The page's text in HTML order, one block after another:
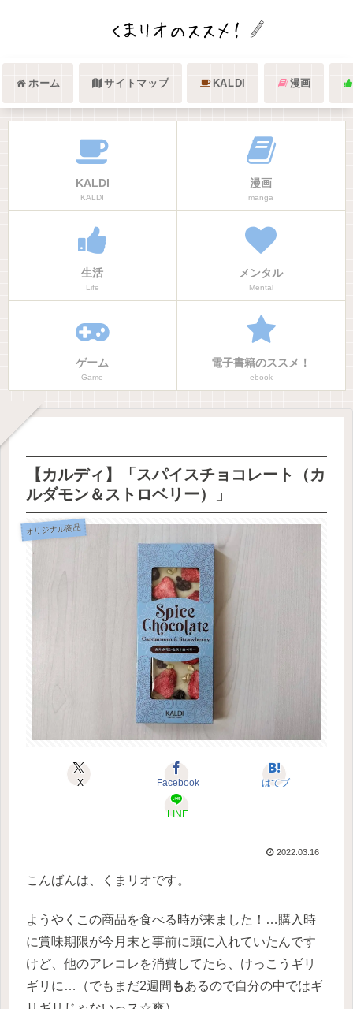
ホーム サイトマップ KALDI 漫画
KALDI
KALDI
漫画
manga
生活
Life
メンタル
Mental
ゲーム
Game
電子書籍のススメ！
ebook
【カルディ】「スパイスチョコレート（カ
ルダモン＆ストロベリー）」
オリジナル商品
X Facebook はてブ
LINE
2022.03.16
こんばんは、くまリオです。
ようやくこの商品を食べる時が来ました！…購入時
に賞味期限が今月末と事前に頭に入れていたんです
けど、他のアレコレを消費してたら、けっこうギリ
ギリに…（でもまだ2週間 もあるので自分の中ではギ